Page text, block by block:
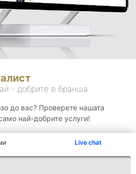
Live chat
- добрите в бранша.
до вас? Проверете нашата
най-добрите услуги!